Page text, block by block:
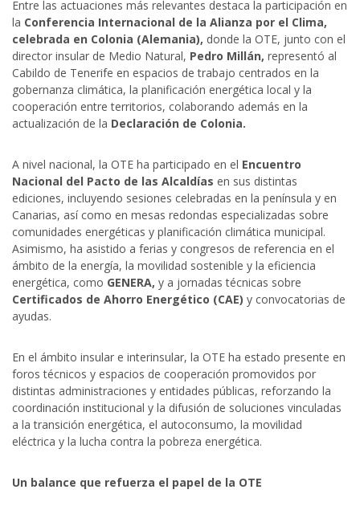
Entre las actuaciones más relevantes destaca la participación en
la Conferencia Internacional de la Alianza por el Clima,
celebrada en Colonia (Alemania), donde la OTE, junto con el
director insular de Medio Natural, Pedro Millán, representó al
Cabildo de Tenerife en espacios de trabajo centrados en la
gobernanza climática, la planificación energética local y la
cooperación entre territorios, colaborando además en la
actualización de la Declaración de Colonia.
A nivel nacional, la OTE ha participado en el Encuentro
Nacional del Pacto de las Alcaldías en sus distintas
ediciones, incluyendo sesiones celebradas en la península y en
Canarias, así como en mesas redondas especializadas sobre
comunidades energéticas y planificación climática municipal.
Asimismo, ha asistido a ferias y congresos de referencia en el
ámbito de la energía, la movilidad sostenible y la eficiencia
energética, como GENERA, y a jornadas técnicas sobre
Certificados de Ahorro Energético (CAE) y convocatorias de
ayudas.
En el ámbito insular e interinsular, la OTE ha estado presente en
foros técnicos y espacios de cooperación promovidos por
distintas administraciones y entidades públicas, reforzando la
coordinación institucional y la difusión de soluciones vinculadas
a la transición energética, el autoconsumo, la movilidad
eléctrica y la lucha contra la pobreza energética.
Un balance que refuerza el papel de la OTE